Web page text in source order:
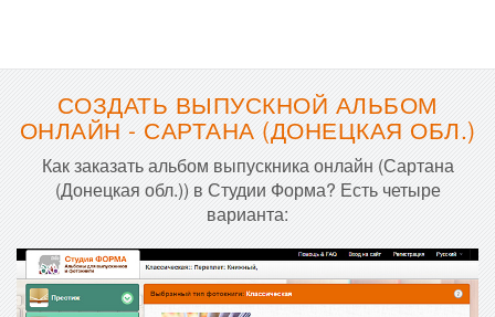
СОЗДАТЬ ВЫПУСКНОЙ АЛЬБОМ
ОНЛАЙН - САРТАНА (ДОНЕЦКАЯ ОБЛ.)
Как заказать альбом выпускника онлайн (Сартана
(Донецкая обл.)) в Студии Форма? Есть четыре
варианта: